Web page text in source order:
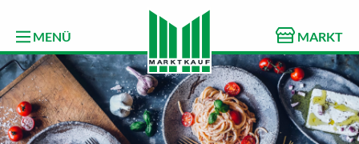
MENÜ MARKT